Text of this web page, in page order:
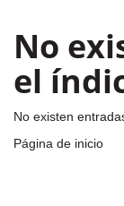
No
el
No existen
Página de inicio